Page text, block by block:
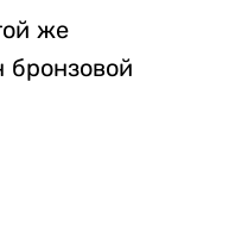
же
бронзовой